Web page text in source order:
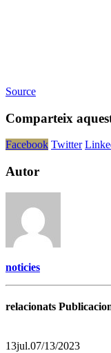
Source
Comparteix
Facebook Twitter
Autor
noticies
relacionats
13jul.07/13/2023